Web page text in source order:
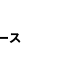
ス